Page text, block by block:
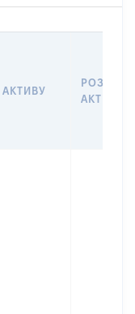
АКТИВУ
РОЗМІР
АКТИВУ